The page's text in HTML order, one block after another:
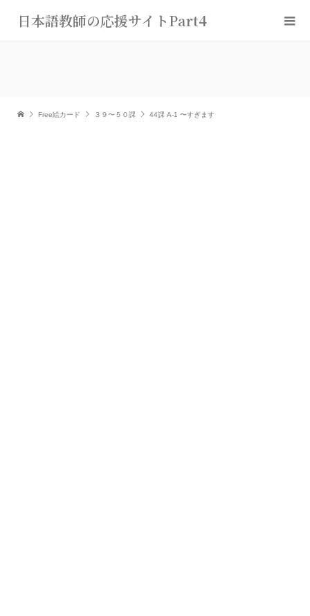
日本語教師の応援サイトPart4
Free絵カード ３９〜５０課 44課 A-1 〜すぎます